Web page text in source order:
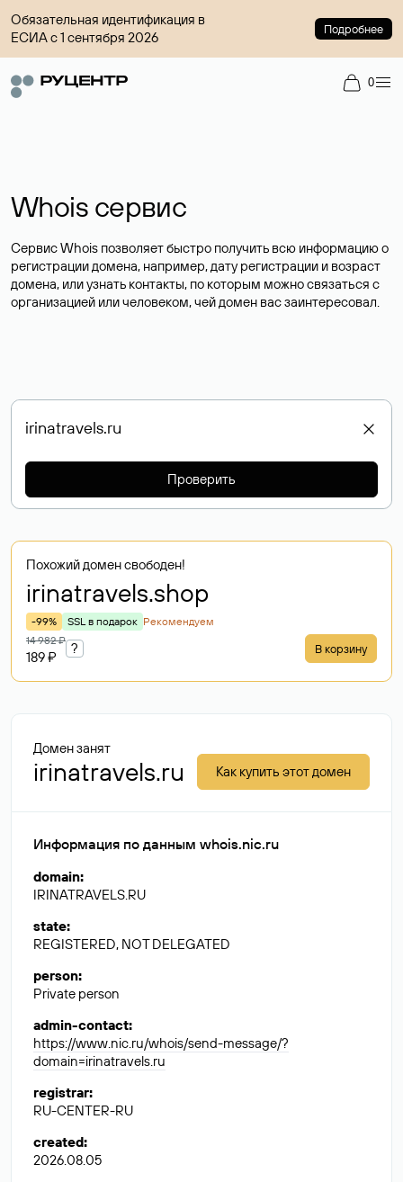
Обязательная идентификация в
ЕСИА с 1 сентября 2026
Подробнее
0
Whois сервис
Сервис Whois позволяет быстро получить всю информацию о
регистрации домена, например, дату регистрации и возраст
домена, или узнать контакты, по которым можно связаться с
организацией или человеком, чей домен вас заинтересовал.
Проверить
Похожий домен свободен!
irinatravels.shop
-99% SSL в подарок Рекомендуем
14 982 ₽
189 ₽
? В корзину
Домен занят
irinatravels.ru Как купить этот домен
Информация по данным whois.nic.ru
domain:
IRINATRAVELS.RU
state:
REGISTERED, NOT DELEGATED
person:
Private person
admin-contact:
https://www.nic.ru/whois/send-message/?
domain=irinatravels.ru
registrar:
RU-CENTER-RU
created:
2026.08.05